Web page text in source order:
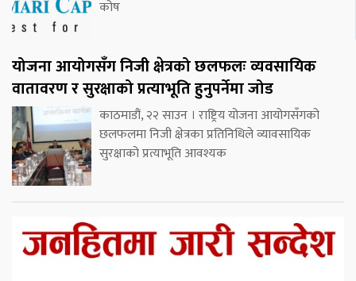
कोष
योजना आयोगसँग निजी क्षेत्रको छलफलः व्यवसायिक
वातावरण र सुरक्षाको प्रत्याभूति हुनुपर्नेमा जोड
काठमाडौं, २२ साउन । राष्ट्रिय योजना आयोगसँगको
छलफलमा निजी क्षेत्रका प्रतिनिधिले व्यावसायिक
सुरक्षाको प्रत्याभूति आवश्यक